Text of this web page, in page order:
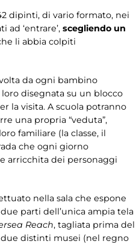
dipinti, di vario formato, nei
ad ‘entrare’, scegliendo un
li abbia colpiti
da ogni bambino
disegnata su un blocco
la visita. A scuola potranno
una propria “veduta”,
familiare (la classe, il
che ogni giorno
arricchita dei personaggi
nella sala che espone
parti dell’unica ampia tela
Reach, tagliata prima del
due distinti musei (nel regno